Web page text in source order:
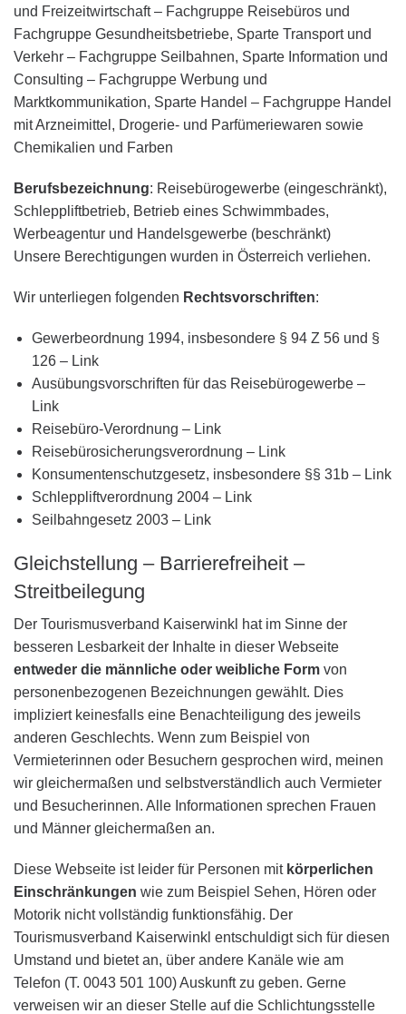
und Freizeitwirtschaft – Fachgruppe Reisebüros und
Fachgruppe Gesundheitsbetriebe, Sparte Transport und
Verkehr – Fachgruppe Seilbahnen, Sparte Information und
Consulting – Fachgruppe Werbung und
Marktkommunikation, Sparte Handel – Fachgruppe Handel
mit Arzneimittel, Drogerie- und Parfümeriewaren sowie
Chemikalien und Farben
Berufsbezeichnung: Reisebürogewerbe (eingeschränkt),
Schleppliftbetrieb, Betrieb eines Schwimmbades,
Werbeagentur und Handelsgewerbe (beschränkt)
Unsere Berechtigungen wurden in Österreich verliehen.
Wir unterliegen folgenden Rechtsvorschriften:
Gewerbeordnung 1994, insbesondere § 94 Z 56 und §
126 – Link
Ausübungsvorschriften für das Reisebürogewerbe –
Link
Reisebüro-Verordnung – Link
Reisebürosicherungsverordnung – Link
Konsumentenschutzgesetz, insbesondere §§ 31b – Link
Schleppliftverordnung 2004 – Link
Seilbahngesetz 2003 – Link
Gleichstellung – Barrierefreiheit –
Streitbeilegung
Der Tourismusverband Kaiserwinkl hat im Sinne der
besseren Lesbarkeit der Inhalte in dieser Webseite
entweder die männliche oder weibliche Form von
personenbezogenen Bezeichnungen gewählt. Dies
impliziert keinesfalls eine Benachteiligung des jeweils
anderen Geschlechts. Wenn zum Beispiel von
Vermieterinnen oder Besuchern gesprochen wird, meinen
wir gleichermaßen und selbstverständlich auch Vermieter
und Besucherinnen. Alle Informationen sprechen Frauen
und Männer gleichermaßen an.
Diese Webseite ist leider für Personen mit körperlichen
Einschränkungen wie zum Beispiel Sehen, Hören oder
Motorik nicht vollständig funktionsfähig. Der
Tourismusverband Kaiserwinkl entschuldigt sich für diesen
Umstand und bietet an, über andere Kanäle wie am
Telefon (T. 0043 501 100) Auskunft zu geben. Gerne
verweisen wir an dieser Stelle auf die Schlichtungsstelle